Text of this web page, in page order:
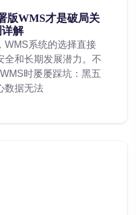
版WMS才是破局关
解
WMS系统的选择直接
全和长期发展潜力。不
时屡屡踩坑：黑五
数据无法